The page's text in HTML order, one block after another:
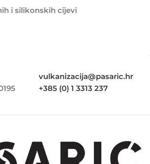
i silikonskih cijevi
vulkanizacija@pasaric.hr
+385 (0) 1 3313 237